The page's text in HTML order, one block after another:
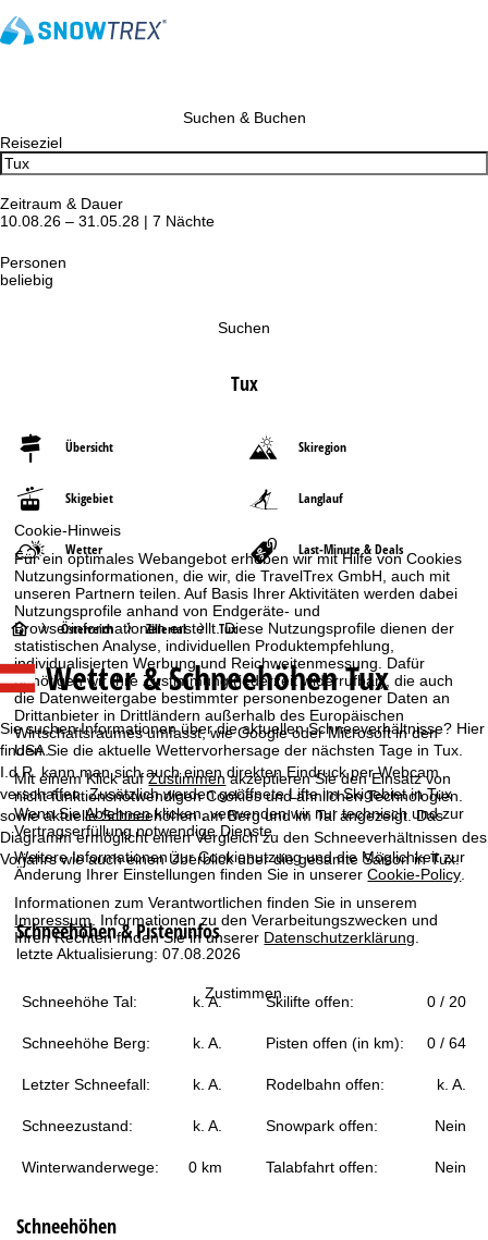
Cookie-Hinweis
Für ein optimales Webangebot erheben wir mit Hilfe von Cookies
Nutzungsinformationen, die wir, die TravelTrex GmbH, auch mit
unseren Partnern teilen. Auf Basis Ihrer Aktivitäten werden dabei
Nutzungsprofile anhand von Endgeräte- und
Browserinformationen erstellt. Diese Nutzungsprofile dienen der
statistischen Analyse, individuellen Produktempfehlung,
individualisierten Werbung und Reichweitenmessung. Dafür
benötigen wir Ihre Zustimmung (jederzeit widerrufbar), die auch
die Datenweitergabe bestimmter personenbezogener Daten an
Drittanbieter in Drittländern außerhalb des Europäischen
Wirtschaftsraumes umfasst, wie Google oder Microsoft in den
USA.
Mit einem Klick aufZustimmenakzeptieren Sie den Einsatz von
nicht funktionsnotwendigen Cookies und ähnlichen Technologien.
Wenn SieAblehnenklicken, verwenden wir nur technisch und zur
Vertragserfüllung notwendige Dienste.
Weitere Informationen zur Cookienutzung und die Möglichkeit zur
Änderung Ihrer Einstellungen finden Sie in unsererCookie-Policy
Informationen zum Verantwortlichen finden Sie in unserem
Impressum. Informationen zu den Verarbeitungszwecken und
Ihren Rechten finden Sie in unserer Datenschutzerklärung
Zustimmen
Suchen & Buchen
Reiseziel
Zeitraum & Dauer
10.08.26 – 31.05.28 | 7 Nächte
Personen
beliebig
Suchen
Tux
Übersicht Skiregion
Skigebiet Langlauf
Wetter Last-Minute & Deals
S
t
a
r
t
s
e
i
Österreich Zillertal Tux
Wetter & Schneehöhen Tux
Sie suchen Informationen über die aktuellen Schneeverhältnisse? Hier
finden Sie die aktuelle Wettervorhersage der nächsten Tage in Tux.
I.d.R. kann man sich auch einen direkten Eindruck per Webcam
verschaffen. Zusätzlich werden geöffnete Lifte im Skigebiet in Tux
sowie aktuelle Schneehöhen am Berg und im Tal angezeigt. Das
Diagramm ermöglicht einen Vergleich zu den Schneeverhältnissen des
Vorjahrs wie auch einen Überblick über die gesamte Saison in Tux.
Schneehöhen & Pisteninfos
letzte Aktualisierung: 07.08.2026
Schneehöhe Tal: k. A. Skilifte offen: 0 / 20
Schneehöhe Berg: k. A. Pisten offen (in km): 0 / 64
Letzter Schneefall: k. A. Rodelbahn offen: k. A.
Schneezustand: k. A. Snowpark offen: Nein
Winterwanderwege: 0 km Talabfahrt offen: Nein
Schneehöhen